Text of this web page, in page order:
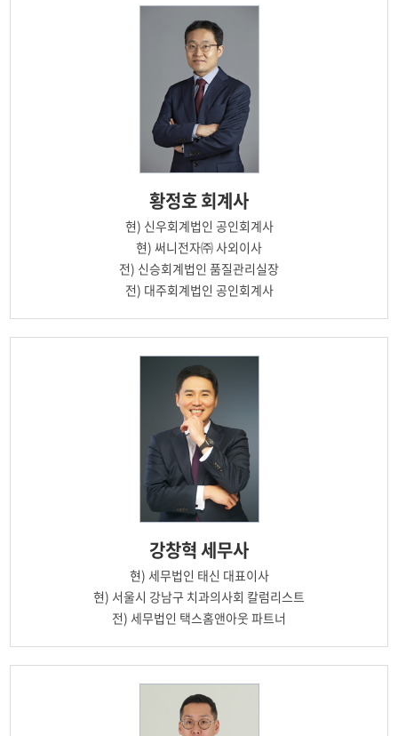
황정호회계사
현) 신우회계법인 공인회계사
현) 써니전자㈜ 사외이사
전) 신승회계법인 품질관리실장
전) 대주회계법인 공인회계사
강창혁세무사
현) 세무법인 태신 대표이사
현) 서울시 강남구 치과의사회 칼럼리스트
전) 세무법인 택스홈앤아웃 파트너